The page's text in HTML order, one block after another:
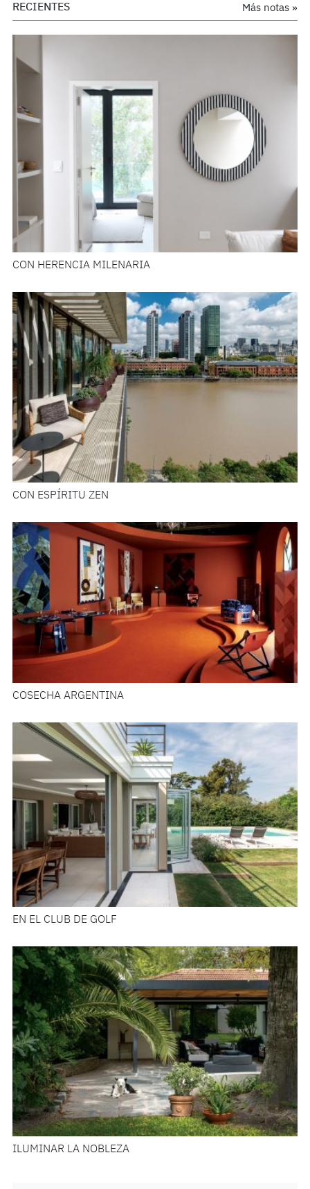
Más notas »
RECIENTES
CON HERENCIA MILENARIA
CON ESPÍRITU ZEN
COSECHA ARGENTINA
EN EL CLUB DE GOLF
ILUMINAR LA NOBLEZA